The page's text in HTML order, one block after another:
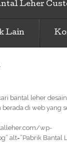
Leher
Lain
bantal leher
di web yang
wp-
Bantal